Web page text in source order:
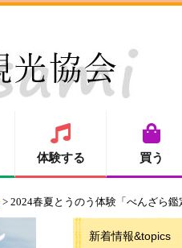
体験する 買う
> 2024春夏とうのう体験「べんざら
新着情報&topics